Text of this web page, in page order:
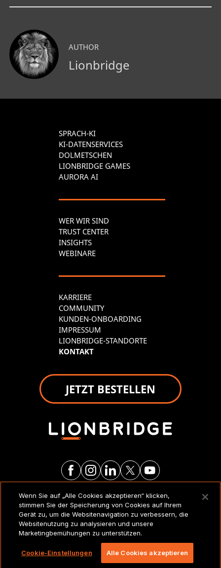
AUTHOR
Lionbridge
SPRACH-KI
KI-DATENSERVICES
DOLMETSCHEN
LIONBRIDGE GAMES
AURORA AI
WER WIR SIND
TRUST CENTER
INSIGHTS
WEBINARE
KARRIERE
COMMUNITY
KUNDEN-ONBOARDING
IMPRESSUM
LIONBRIDGE-STANDORTE
KONTAKT
JETZT BESTELLEN
RECHTSVERMERKE UND
RICHTLINIEN
Copyright 2026 Lionbridge Technologies, LLC. Alle
Rechte vorbehalten.
Wenn Sie auf „Alle Cookies akzeptieren“ klicken,
stimmen Sie der Speicherung von Cookies auf Ihrem
Gerät zu, um die Websitenavigation zu verbessern, die
Websitenutzung zu analysieren und unsere
Marketingbemühungen zu unterstützen.
Cookie-Einstellungen Alle Cookies akzeptieren